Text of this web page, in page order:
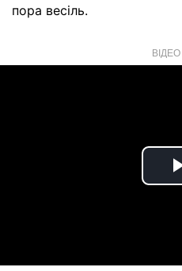
пора весіль.